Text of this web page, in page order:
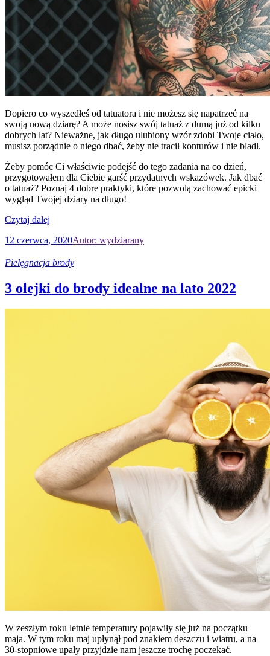
Dopiero co wyszedłeś od tatuatora i nie możesz się napatrzeć na
swoją nową dziarę? A może nosisz swój tatuaż z dumą już od kilku
dobrych lat? Nieważne, jak długo ulubiony wzór zdobi Twoje ciało,
musisz porządnie o niego dbać, żeby nie tracił konturów i nie bladł.
Żeby pomóc Ci właściwie podejść do tego zadania na co dzień,
przygotowałem dla Ciebie garść przydatnych wskazówek. Jak dbać
o tatuaż? Poznaj 4 dobre praktyki, które pozwolą zachować epicki
wygląd Twojej dziary na długo!
Czytaj dalej
12 czerwca, 2020Autor: wydziarany
Pielęgnacja brody
3 olejki do brody idealne na lato 2022
W zeszłym roku letnie temperatury pojawiły się już na początku
maja. W tym roku maj upłynął pod znakiem deszczu i wiatru, a na
30-stopniowe upały przyjdzie nam jeszcze trochę poczekać.